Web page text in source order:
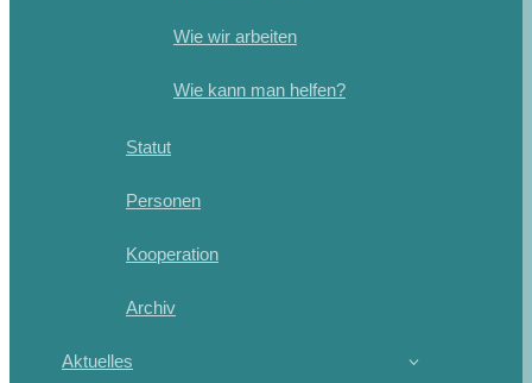
Wie wir arbeiten
Wie kann man helfen?
Statut
Personen
Kooperation
Archiv
Aktuelles